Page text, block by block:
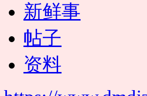
新鲜事
帖子
资料